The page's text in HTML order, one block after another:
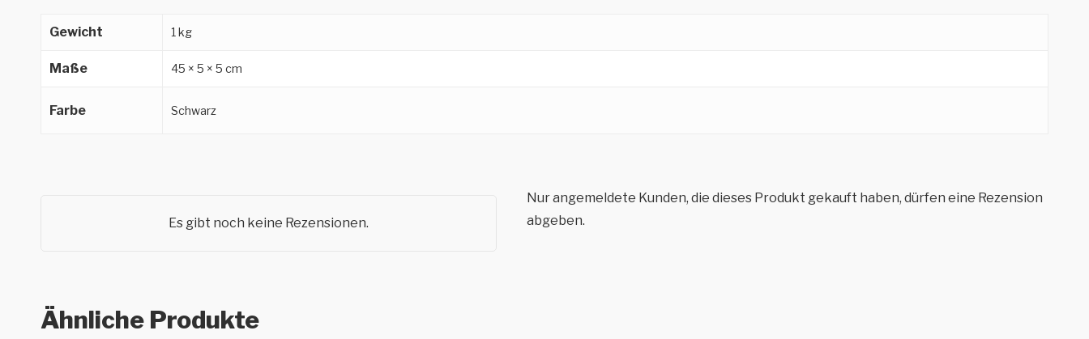
Gewicht 1 kg
Maße 45 × 5 × 5 cm
Farbe Schwarz
Es gibt noch keine Rezensionen.
Nur angemeldete Kunden, die dieses Produkt gekauft haben, dürfen eine Rezension
abgeben.
Ähnliche Produkte